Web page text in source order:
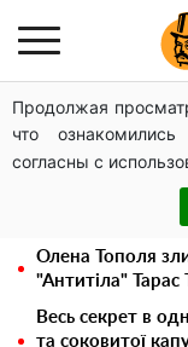
Продолжая
что
согласны с
Чи може
входу до
Дрони із
мільйони
Олена Тополя
"Антитіла"
Весь секрет в
та соковитої